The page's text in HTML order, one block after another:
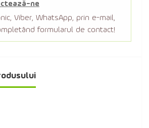
ne
Viber, WhatsApp, prin e-mail,
formularul de contact!